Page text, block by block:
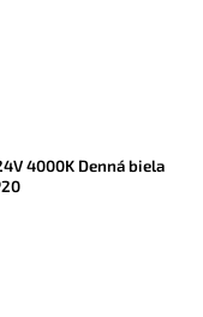
4000K Denná biela